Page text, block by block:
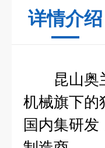
详情介绍
昆山奥兰
机械旗下的
国内集研